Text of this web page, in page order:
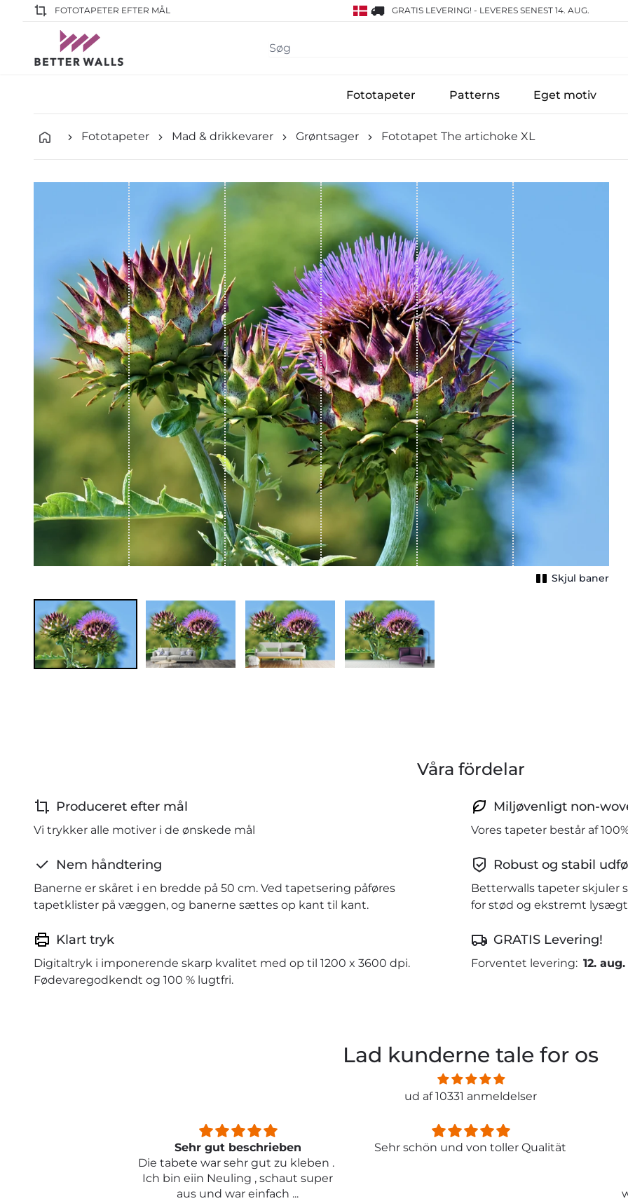
FOTOTAPETER EFTER MÅL GRATIS LEVERING! - LEVERES SENEST 14. AUG.
Fototapeter Patterns Eget motiv
Fototapeter Mad & drikkevarer Grøntsager Fototapet The artichoke XL
Skjul baner
Våra fördelar
Produceret efter mål
Vi trykker alle motiver i de ønskede mål
Miljøvenligt non-
Vores tapeter består af
Nem håndtering
Banerne er skåret i en bredde på 50 cm. Ved tapetsering påføres
tapetklister på væggen, og banerne sættes op kant til kant.
Robust og stabil
Betterwalls tapeter skjuler
for stød og ekstremt
Klart tryk
Digitaltryk i imponerende skarp kvalitet med op til 1200 x 3600 dpi.
Fødevaregodkendt og 100 % lugtfri.
GRATIS Levering!
Forventet levering: 12. aug.
Lad kunderne tale for os
ud af 10331 anmeldelser
Sehr schön und von toller Qualität
Entspricht genau meiner